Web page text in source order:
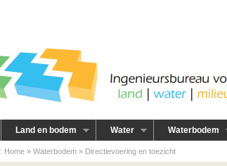
land, water, milieu - Heiloo
Land en bodem Water Waterbodem
Home » Waterbodem » Directievoering en toezicht